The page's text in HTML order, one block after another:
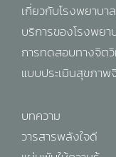
เกี่ยวกับโรงพยาบา
บริการของโรงพยา
การทดสอบทางจิต
แบบประเมินสุขภาพ
บทความ
วารสารพลังใจดี